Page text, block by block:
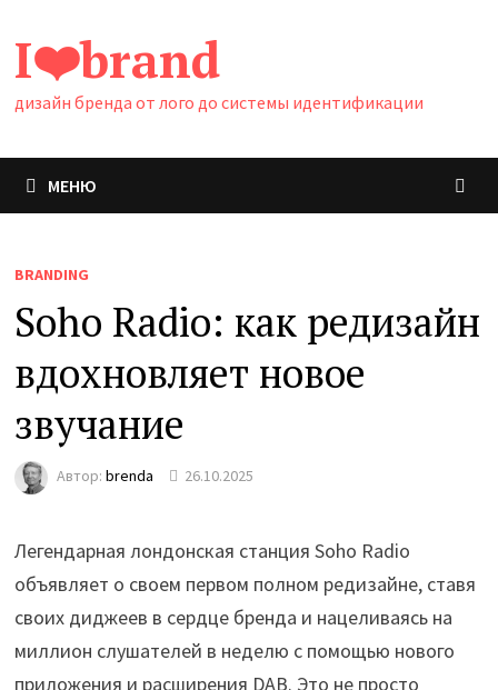
содержимому
I❤️brand
дизайн бренда от лого до системы идентификации
МЕНЮ
BRANDING
Soho Radio: как редизайн
вдохновляет новое
звучание
Автор:brenda 26.10.2025
Легендарная лондонская станция Soho Radio
объявляет о своем первом полном редизайне, ставя
своих диджеев в сердце бренда и нацеливаясь на
миллион слушателей в неделю с помощью нового
приложения и расширения DAB. Это не просто